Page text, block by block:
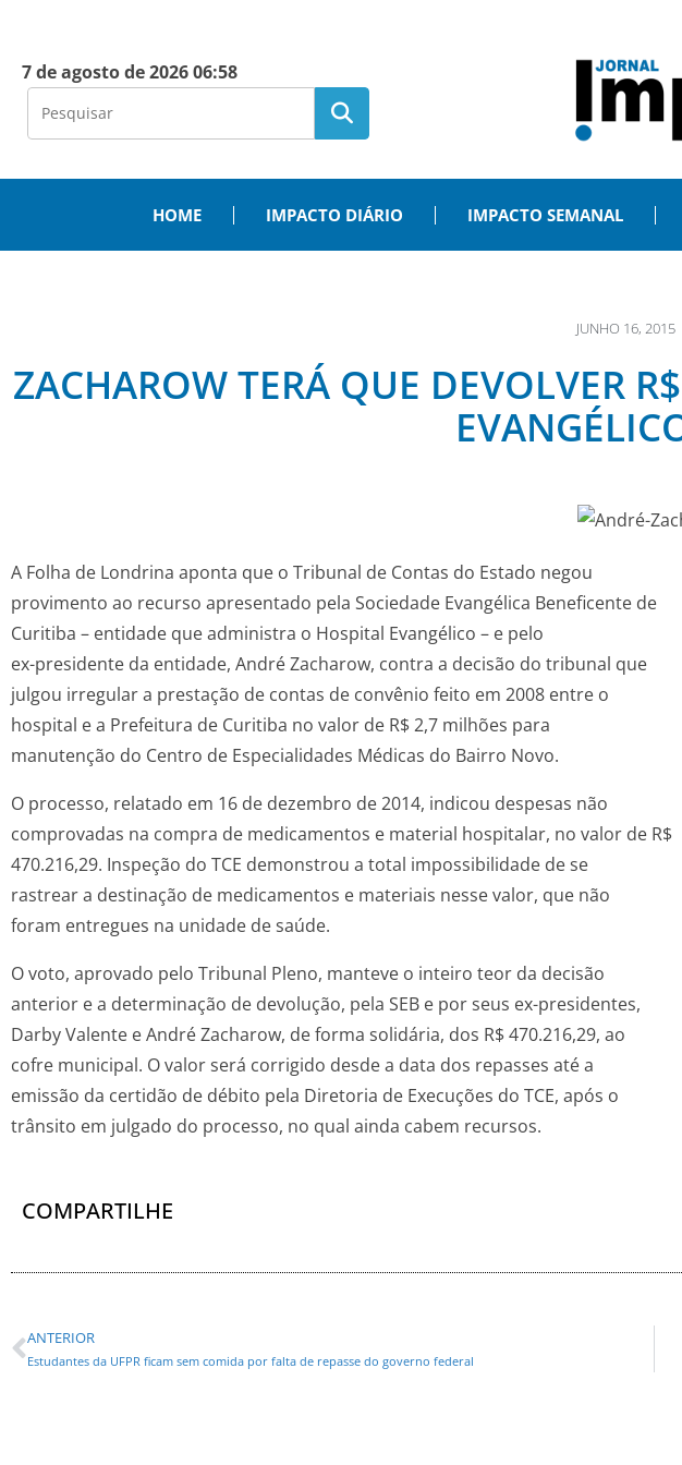
7 de agosto de 2026 06:58
HOME IMPACTO DIÁRIO IMPACTO SEMANAL
JUNHO 16, 2015
ZACHAROW TERÁ QUE DEVOLVER
A Folha de Londrina aponta que o Tribunal de Contas do Estado negou
provimento ao recurso apresentado pela Sociedade Evangélica Beneficente de
Curitiba – entidade que administra o Hospital Evangélico – e pelo
ex-presidente da entidade, André Zacharow, contra a decisão do tribunal que
julgou irregular a prestação de contas de convênio feito em 2008 entre o
hospital e a Prefeitura de Curitiba no valor de R$ 2,7 milhões para
manutenção do Centro de Especialidades Médicas do Bairro Novo.
O processo, relatado em 16 de dezembro de 2014, indicou despesas não
comprovadas na compra de medicamentos e material hospitalar, no valor de R$
470.216,29. Inspeção do TCE demonstrou a total impossibilidade de se
rastrear a destinação de medicamentos e materiais nesse valor, que não
foram entregues na unidade de saúde.
O voto, aprovado pelo Tribunal Pleno, manteve o inteiro teor da decisão
anterior e a determinação de devolução, pela SEB e por seus ex-presidentes,
Darby Valente e André Zacharow, de forma solidária, dos R$ 470.216,29, ao
cofre municipal. O valor será corrigido desde a data dos repasses até a
emissão da certidão de débito pela Diretoria de Execuções do TCE, após o
trânsito em julgado do processo, no qual ainda cabem recursos.
COMPARTILHE
ANTERIOR
Estudantes da UFPR ficam sem comida por falta de repasse do governo federal